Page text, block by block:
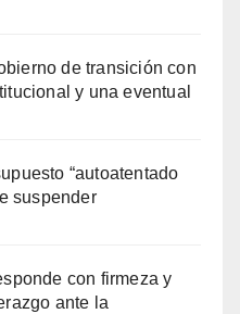
de transición con
y una eventual
“autoatentado
suspender
con firmeza y
ante la